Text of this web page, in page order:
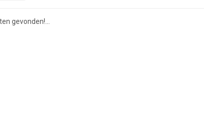
gevonden!...